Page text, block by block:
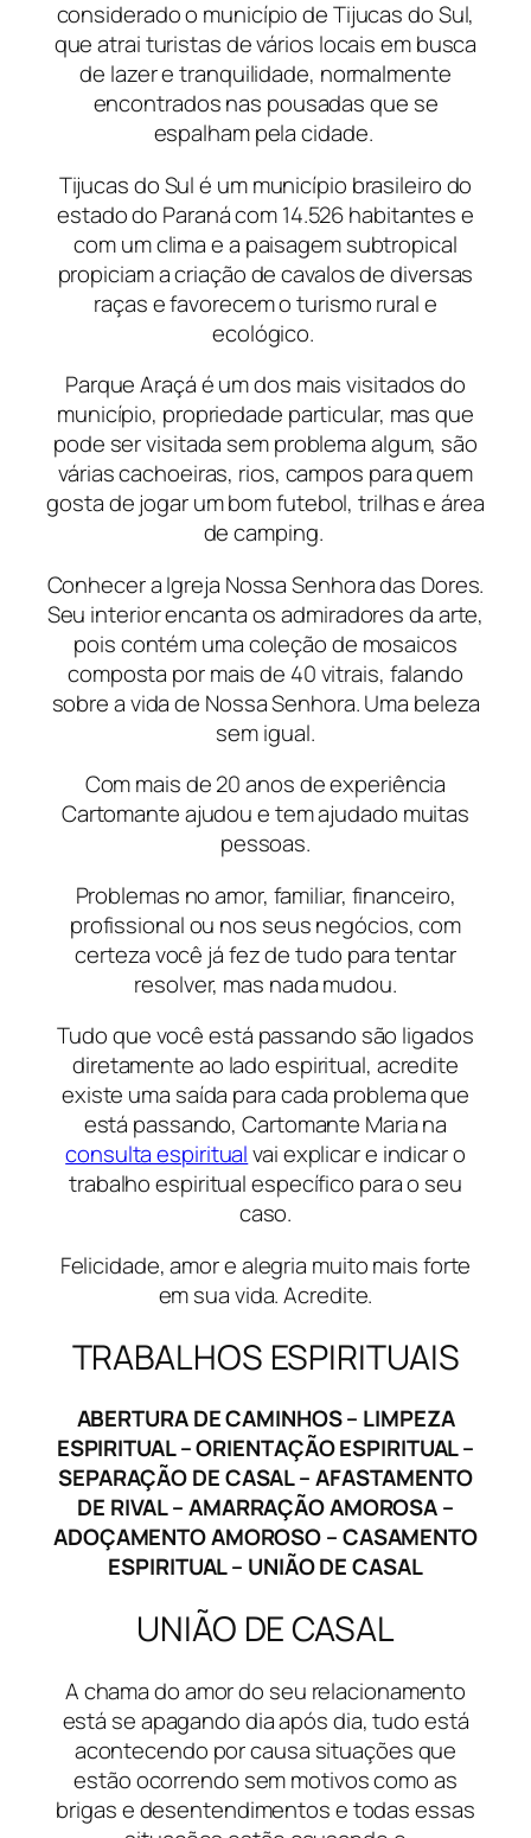
considerado o município de Tijucas do Sul,
que atrai turistas de vários locais em busca
de lazer e tranquilidade, normalmente
encontrados nas pousadas que se
espalham pela cidade.
Tijucas do Sul é um município brasileiro do
estado do Paraná com 14.526 habitantes e
com um clima e a paisagem subtropical
propiciam a criação de cavalos de diversas
raças e favorecem o turismo rural e
ecológico.
Parque Araçá é um dos mais visitados do
município, propriedade particular, mas que
pode ser visitada sem problema algum, são
várias cachoeiras, rios, campos para quem
gosta de jogar um bom futebol, trilhas e área
de camping.
Conhecer a Igreja Nossa Senhora das Dores.
Seu interior encanta os admiradores da arte,
pois contém uma coleção de mosaicos
composta por mais de 40 vitrais, falando
sobre a vida de Nossa Senhora. Uma beleza
sem igual.
Com mais de 20 anos de experiência
Cartomante ajudou e tem ajudado muitas
pessoas.
Problemas no amor, familiar, financeiro,
profissional ou nos seus negócios, com
certeza você já fez de tudo para tentar
resolver, mas nada mudou.
Tudo que você está passando são ligados
diretamente ao lado espiritual, acredite
existe uma saída para cada problema que
está passando, Cartomante Maria na
consulta espiritualvai explicar e indicar o
trabalho espiritual específico para o seu
caso.
Felicidade, amor e alegria muito mais forte
em sua vida. Acredite.
TRABALHOS ESPIRITUAIS
ABERTURA DE CAMINHOS – LIMPEZA
ESPIRITUAL – ORIENTAÇÃO ESPIRITUAL –
SEPARAÇÃO DE CASAL – AFASTAMENTO
DE RIVAL – AMARRAÇÃO AMOROSA –
ADOÇAMENTO AMOROSO – CASAMENTO
ESPIRITUAL – UNIÃO DE CASAL
UNIÃO DE CASAL
A chama do amor do seu relacionamento
está se apagando dia após dia, tudo está
acontecendo por causa situações que
estão ocorrendo sem motivos como as
brigas e desentendimentos e todas essas